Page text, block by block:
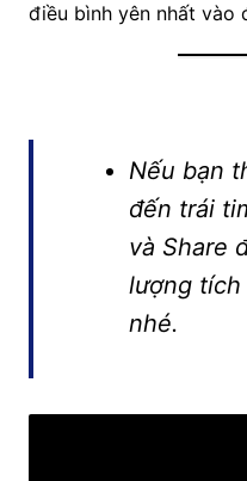
điều bình yên nhất vào
Nếu bạn
đến trái
và Share
lượng tích
nhé.